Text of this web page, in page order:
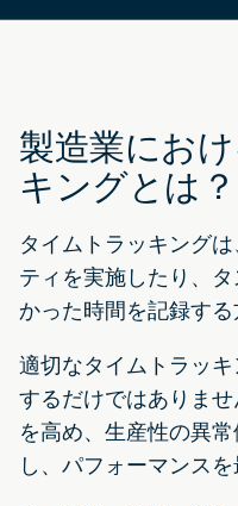
製造業にお
キングとは？
タイムトラッキング
ティを実施したり、
かった時間を記録する
適切なタイムトラッ
するだけではありま
を高め、生産性の異
し、パフォーマンス